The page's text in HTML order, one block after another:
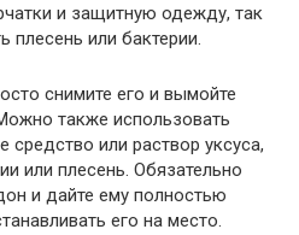
и защитную одежду, так
или бактерии.
снимите его и вымойте
также использовать
или раствор уксуса,
или плесень. Обязательно
и дайте ему полностью
его на место.